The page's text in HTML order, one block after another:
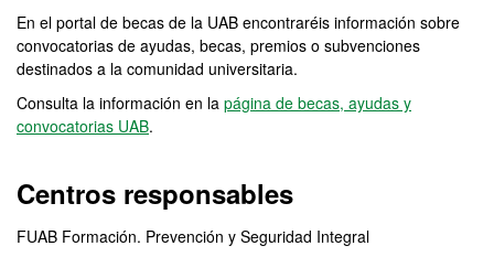
En el portal de becas de la UAB encontraréis información sobre
convocatorias de ayudas, becas, premios o subvenciones
destinados a la comunidad universitaria.
Consulta la información en la página de becas, ayudas y
convocatorias UAB.
Centros responsables
FUAB Formación. Prevención y Seguridad Integral